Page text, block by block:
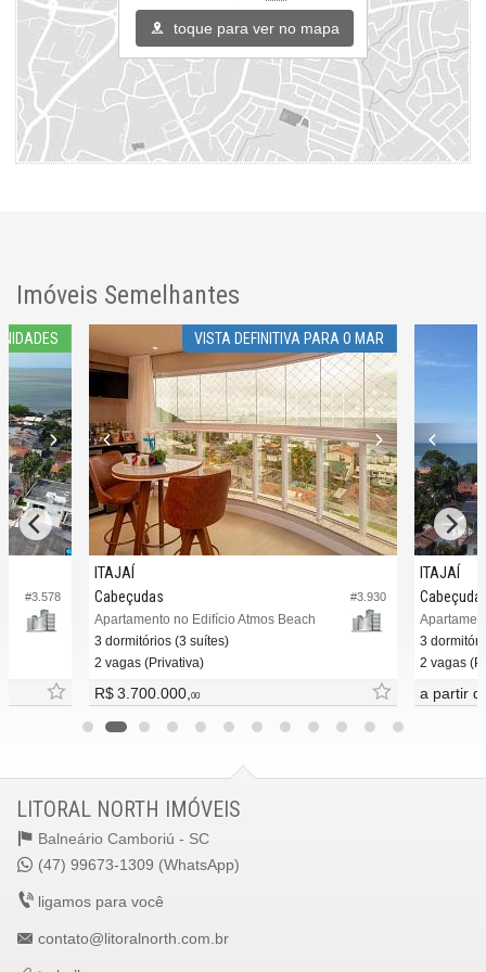
Endereço:
João Bauer Júnior
Cabeçudas
Itajaí /
SC
ver mapa abaixo
toque para ver no mapa
Imóveis Semelhantes
#3.578
VISTA DEFINITIVA PARA O MAR
#3.930
ITAJAÍ
Cabeçudas
Apartamento no Edifício Atmos Beach
3 dormitórios (3 suítes)
2 vagas (Privativa)
R$ 3.700.000, 00
ITAJAÍ
3
2 vagas
a partir
LITORAL NORTH IMÓVEIS
Balneário Camboriú - SC
(47) 99673-1309 (WhatsApp)
ligamos para você
contato@litoralnorth.com.br